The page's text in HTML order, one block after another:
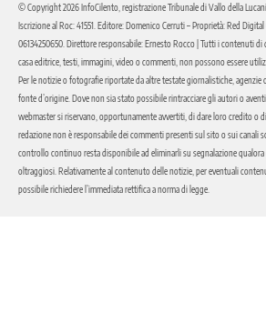
© Copyright 2026 InfoCilento, registrazione Tribunale di Vallo della
Iscrizione al Roc: 41551. Editore: Domenico Cerruti – Proprietà: Red
06134250650. Direttore responsabile: Ernesto Rocco | Tutti i contenuti
casa editrice, testi, immagini, video o commenti, non possono essere
Per le notizie o fotografie riportate da altre testate giornalistiche, agenzie
fonte d’origine. Dove non sia stato possibile rintracciare gli autori o
webmaster si riservano, opportunamente avvertiti, di dare loro credito o
redazione non è responsabile dei commenti presenti sul sito o sui canali
controllo continuo resta disponibile ad eliminarli su segnalazione
oltraggiosi. Relativamente al contenuto delle notizie, per eventuali
possibile richiedere l’immediata rettifica a norma di legge.